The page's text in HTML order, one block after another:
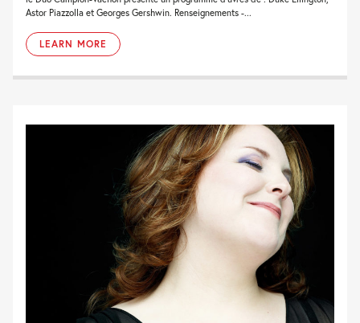
Astor Piazzolla et Georges Gershwin. Renseignements -...
LEARN MORE